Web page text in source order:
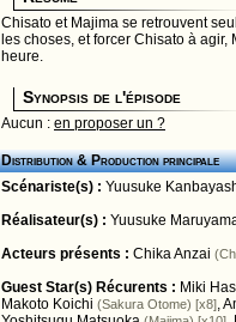
Chisato et Majima se retrouvent
les choses, et forcer Chisato à
heure.
Synopsis de l'épisode
Aucun : en proposer un ?
Distribution & Production principale
Scénariste(s) : Yuusuke
Réalisateur(s) : Yuusuke
Acteurs présents : Chika Anzai
Guest Star(s) Récurents : Miki
Makoto Koichi (Sakura Otome) [x8],